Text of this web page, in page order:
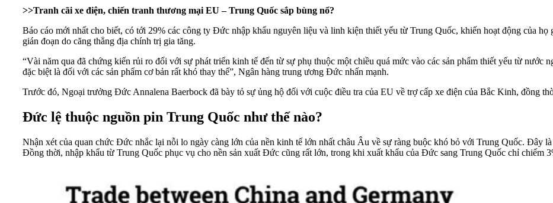
>>Tranh cãi xe điện, chiến tranh thương mại EU – Trung Quốc sắp bùng nổ?
Báo cáo mới nhất cho biết, có tới 29% các công ty Đức nhập khẩu nguyên liệu và linh kiện thiết yếu từ Trung Quốc, khiến hoạt động của họ
gián đoạn do căng thẳng địa chính trị gia tăng.
“Vài năm qua đã chứng kiến rủi ro đối với sự phát triển kinh tế đến từ sự phụ thuộc một chiều quá mức vào các sản phẩm thiết yếu từ
đặc biệt là đối với các sản phẩm cơ bản rất khó thay thế”, Ngân hàng trung ương Đức nhấn mạnh.
Trước đó, Ngoại trưởng Đức Annalena Baerbock đã bày tỏ sự ủng hộ đối với cuộc điều tra của EU về trợ cấp xe điện của Bắc Kinh, đồng
Đức lệ thuộc nguồn pin Trung Quốc như thế nào?
Nhận xét của quan chức Đức nhắc lại nỗi lo ngày càng lớn của nền kinh tế lớn nhất châu Âu về sự ràng buộc khó bỏ với Trung Quốc. Đây
Đồng thời, nhập khẩu từ Trung Quốc phục vụ cho nền sản xuất Đức cũng rất lớn, trong khi xuất khẩu của Đức sang Trung Quốc chỉ chiếm